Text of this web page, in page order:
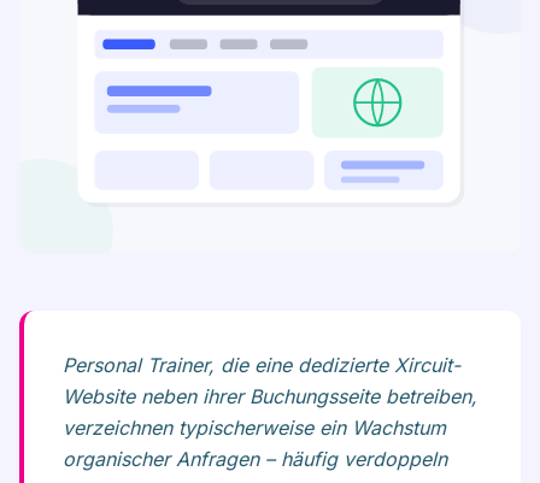
Personal Trainer, die eine dedizierte Xircuit-
Website neben ihrer Buchungsseite betreiben,
verzeichnen typischerweise ein Wachstum
organischer Anfragen – häufig verdoppeln